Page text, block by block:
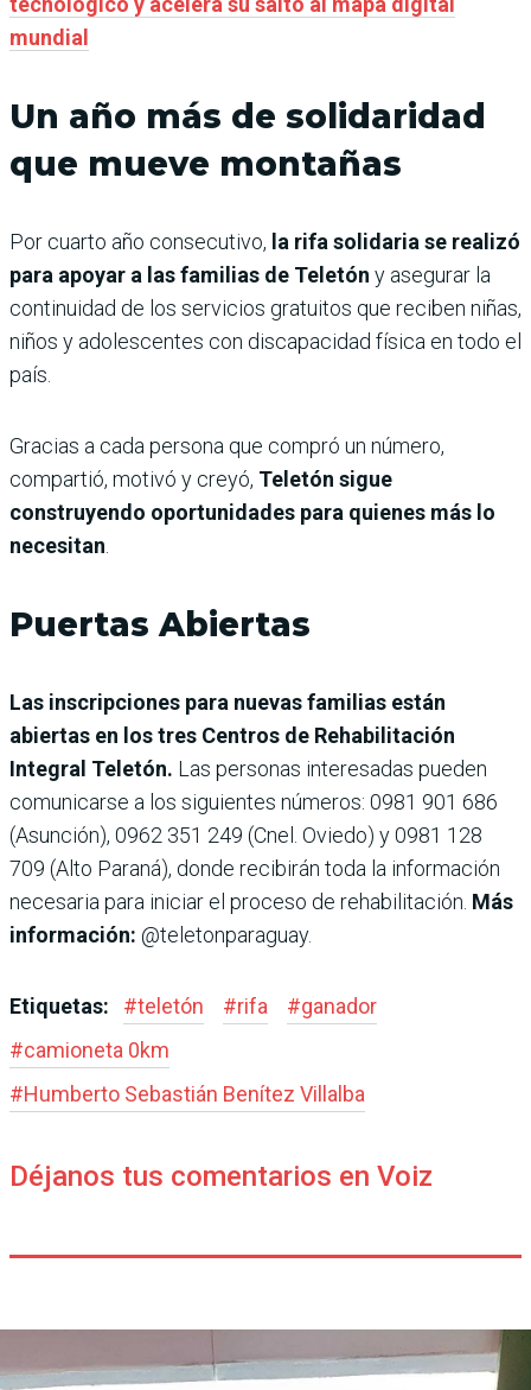
mundial
Un año más de solidaridad
que mueve montañas
Por cuarto año consecutivo, la rifa solidaria se realizó
para apoyar a las familias de Teletón y asegurar la
continuidad de los servicios gratuitos que reciben niñas,
niños y adolescentes con discapacidad física en todo el
país.
Gracias a cada persona que compró un número,
compartió, motivó y creyó, Teletón sigue
construyendo oportunidades para quienes más lo
necesitan
Puertas Abiertas
Las inscripciones para nuevas familias están
abiertas en los tres Centros de Rehabilitación
Integral Teletón. Las personas interesadas pueden
comunicarse a los siguientes números: 0981 901 686
(Asunción), 0962 351 249 (Cnel. Oviedo) y 0981 128
709 (Alto Paraná), donde recibirán toda la información
necesaria para iniciar el proceso de rehabilitación. Más
información: @teletonparaguay.
Etiquetas: #teletón #rifa #ganador
#camioneta 0km
#Humberto Sebastián Benítez Villalba
Déjanos tus comentarios en Voiz